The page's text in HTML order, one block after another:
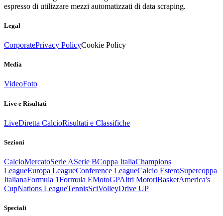
espresso di utilizzare mezzi automatizzati di data scraping.
Legal
CorporatePrivacy PolicyCookie Policy
Media
VideoFoto
Live e Risultati
LiveDiretta CalcioRisultati e Classifiche
Sezioni
CalcioMercatoSerie ASerie BCoppa ItaliaChampions
LeagueEuropa LeagueConference LeagueCalcio EsteroSupercoppa
ItalianaFormula 1Formula EMotoGPAltri MotoriBasketAmerica's
CupNations LeagueTennisSciVolleyDrive UP
Speciali